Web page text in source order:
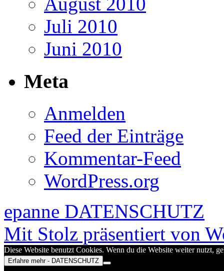
Juli 2010
Juni 2010
Meta
Anmelden
Feed der Einträge
Kommentar-Feed
WordPress.org
epanne DATENSCHUTZ
Mit Stolz präsentiert von
Diese Website benutzt Cookies. Wenn du die Website weiter nutzt,
Erfahre mehr - DATENSCHUTZ